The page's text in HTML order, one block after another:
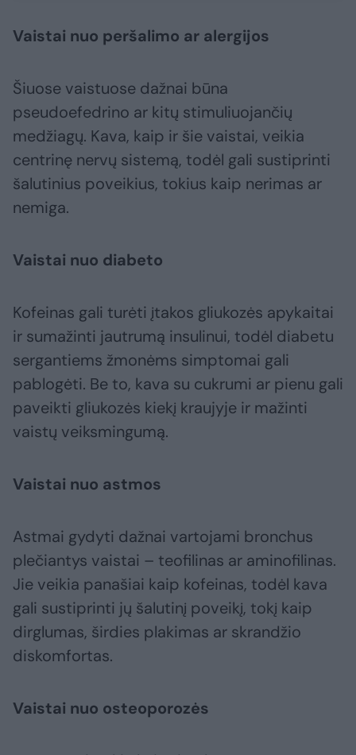
Vaistai nuo peršalimo ar alergijos
Šiuose vaistuose dažnai būna
pseudoefedrino ar kitų stimuliuojančių
medžiagų. Kava, kaip ir šie vaistai, veikia
centrinę nervų sistemą, todėl gali sustiprinti
šalutinius poveikius, tokius kaip nerimas ar
nemiga.
Vaistai nuo diabeto
Kofeinas gali turėti įtakos gliukozės apykaitai
ir sumažinti jautrumą insulinui, todėl diabetu
sergantiems žmonėms simptomai gali
pablogėti. Be to, kava su cukrumi ar pienu gali
paveikti gliukozės kiekį kraujyje ir mažinti
vaistų veiksmingumą.
Vaistai nuo astmos
Astmai gydyti dažnai vartojami bronchus
plečiantys vaistai – teofilinas ar aminofilinas.
Jie veikia panašiai kaip kofeinas, todėl kava
gali sustiprinti jų šalutinį poveikį, tokį kaip
dirglumas, širdies plakimas ar skrandžio
diskomfortas.
Vaistai nuo osteoporozės